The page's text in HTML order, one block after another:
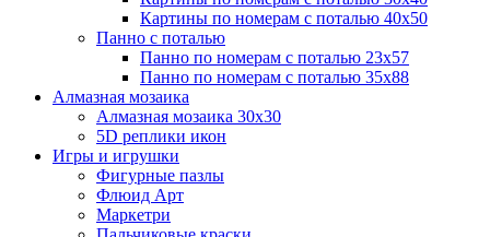
Картины по номерам с поталью 40х50
Панно с поталью
Панно по номерам с поталью 23х57
Панно по номерам с поталью 35х88
Алмазная мозаика
Алмазная мозаика 30х30
5D реплики икон
Игры и игрушки
Фигурные пазлы
Флюид Арт
Маркетри